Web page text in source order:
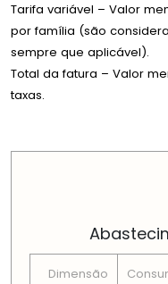
Tarifa variável – Valor
por família (são
sempre que aplicável).
Total da fatura – Valor
taxas.
Dimensão